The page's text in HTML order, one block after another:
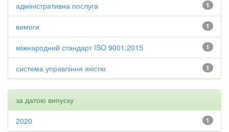
1
адміністративна послуга
1
вимоги
1
міжнародний стандарт ISO 9001:2015
1
система управління якістю
за датою випуску
1
2020